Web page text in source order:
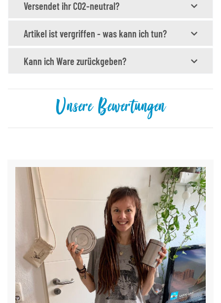
Versendet ihr CO2-neutral?
Artikel ist vergriffen - was kann ich tun?
Kann ich Ware zurückgeben?
Unsere Bewertungen